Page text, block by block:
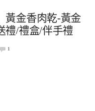
黃金香肉乾-黃金
禮/禮盒/伴手禮
1